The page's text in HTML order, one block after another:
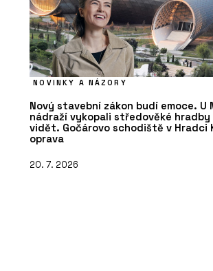
NOVINKY A NÁZORY
Nový stavební zákon budí emoce. U
nádraží vykopali středověké hradby
vidět. Gočárovo schodiště v Hradci
oprava
20. 7. 2026